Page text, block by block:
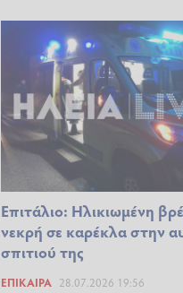
Επιτάλιο: Ηλικιωμένη
νεκρή σε καρέκλα στην
σπιτιού της
ΕΠΊΚΑΙΡΑ 28.07.2026 19:56